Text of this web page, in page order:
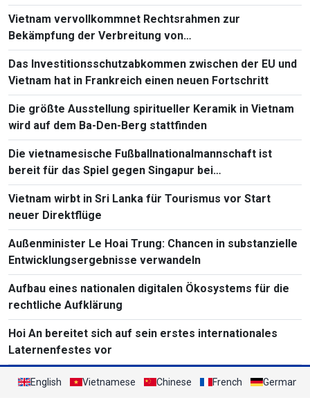
Vietnam vervollkommnet Rechtsrahmen zur
Bekämpfung der Verbreitung von
Massenvernichtungswaffen
Das Investitionsschutzabkommen zwischen der EU und
Vietnam hat in Frankreich einen neuen Fortschritt
Die größte Ausstellung spiritueller Keramik in Vietnam
wird auf dem Ba-Den-Berg stattfinden
Die vietnamesische Fußballnationalmannschaft ist
bereit für das Spiel gegen Singapur bei
Südostasienmeisterschaft 2026
Vietnam wirbt in Sri Lanka für Tourismus vor Start
neuer Direktflüge
Außenminister Le Hoai Trung: Chancen in substanzielle
Entwicklungsergebnisse verwandeln
Aufbau eines nationalen digitalen Ökosystems für die
rechtliche Aufklärung
Hoi An bereitet sich auf sein erstes internationales
Laternenfestes vor
English Vietnamese Chinese French German